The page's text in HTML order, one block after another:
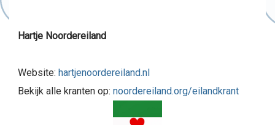
Hartje Noordereiland
Website: hartjenoordereiland.nl
Bekijk alle kranten op: noordereiland.org/eilandkrant